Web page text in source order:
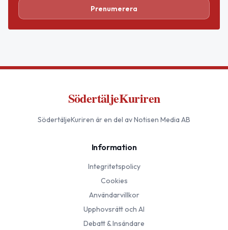
Prenumerera
SödertäljeKuriren
SödertäljeKuriren är en del av Notisen Media AB
Information
Integritetspolicy
Cookies
Användarvillkor
Upphovsrätt och AI
Debatt & Insändare